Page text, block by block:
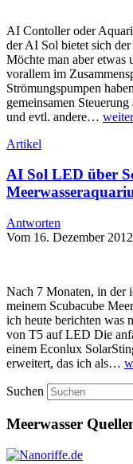
AI Contoller oder
der AI Sol bietet sich
Möchte man aber etwas
vorallem im
Strömungspumpen
gemeinsamen
und evtl. andere…
Artikel
AI Sol LED über
Antworten
Vom 16. Dezember 2012
Nach 7 Monaten, in
meinem Scubacube
ich heute berichten was
von T5 auf LED Die
einem Econlux
erweitert, das ich als…
Suchen
Meerwasser